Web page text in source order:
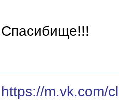
Спасибище!!!
https://m.vk.com/